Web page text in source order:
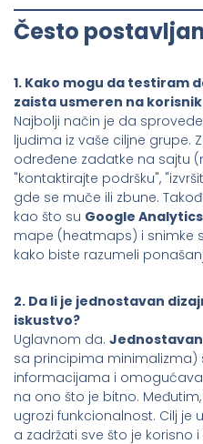
Često
1. Kako mogu da testiram
zaista usmeren na
Najbolji način je da
ljudima iz vaše ciljne grupe.
određene zadatke na sajtu
"kontaktirajte podršku",
gde se muče ili zbune.
kao što su Google Analytics
mape (heatmaps) i snimke
kako biste razumeli
2. Da li je jednostavan
iskustvo?
Uglavnom da.
sa principima minimalizma)
informacijama i
na ono što je bitno.
ugrozi funkcionalnost. Cilj je
a zadržati sve što je korisno